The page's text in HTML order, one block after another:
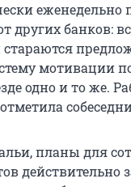
еженедельно
других банков:
мотивации
одно и то же.
планы для
действительно